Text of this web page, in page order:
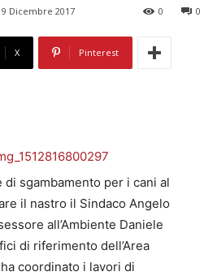
9 Dicembre 2017 0
0
X Pinterest
sgambamento per i cani al
il nastro il Sindaco Angelo
all’Ambiente Daniele
di riferimento dell’Area
coordinato i lavori di